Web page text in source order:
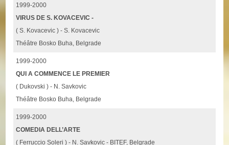
1999-2000
VIRUS DE S. KOVACEVIC -
( S. Kovacevic ) - S. Kovacevic
Théâtre Bosko Buha, Belgrade
1999-2000
QUI A COMMENCE LE PREMIER
( Dukovski ) - N. Savkovic
Théâtre Bosko Buha, Belgrade
1999-2000
COMEDIA DELL’ARTE
( Ferruccio Soleri ) - N. Savkovic - BITEF, Belgrade